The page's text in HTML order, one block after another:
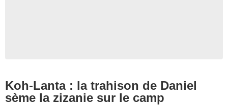
Koh-Lanta : la trahison de Daniel
sème la zizanie sur le camp